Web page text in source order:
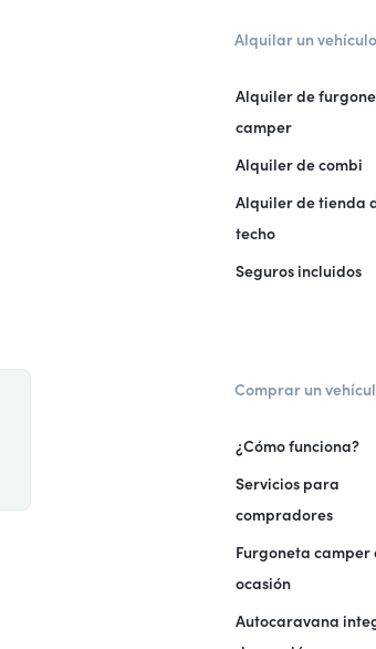
Alquilar un vehículo
Alquiler de
camper
Alquiler de combi
Alquiler de tienda
techo
Seguros incluidos
Comprar un
¿Cómo funciona?
Servicios para
compradores
Furgoneta camper
ocasión
Autocaravana